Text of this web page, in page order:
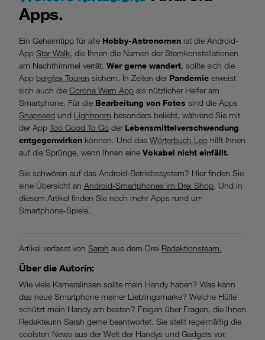
Apps.
Ein Geheimtipp für alle Hobby-Astronomen ist die Android-
App Star Walk, die Ihnen die Namen der Sternkonstellationen
am Nachthimmel verrät. Wer gerne wandert, sollte sich die
App bergfex Touren sichern. In Zeiten der Pandemie erweist
sich auch die Corona Warn App als nützlicher Helfer am
Smartphone. Für die Bearbeitung von Fotos sind die Apps
Snapseed und Lightroom besonders beliebt, während Sie mit
der App Too Good To Go der Lebensmittelverschwendung
entgegenwirken können. Und das Wörterbuch Leo hilft Ihnen
auf die Sprünge, wenn Ihnen eine Vokabel nicht einfällt.
Sie schwören auf das Android-Betriebssystem? Hier finden Sie
eine Übersicht an Android-Smartphones im Drei Shop. Und in
diesem Artikel finden Sie noch mehr Apps rund um
Smartphone-Spiele.
Artikel verfasst von Sarah aus dem Drei Redaktionsteam.
Über die Autorin:
Wie viele Kameralinsen sollte mein Handy haben? Was kann
das neue Smartphone meiner Lieblingsmarke? Welche Hülle
schützt mein Handy am besten? Fragen über Fragen, die Ihnen
Redakteurin Sarah gerne beantwortet. Sie stellt regelmäßig die
coolsten News aus der Welt der Handys und Gadgets vor.